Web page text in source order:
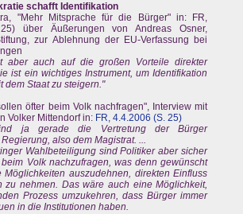
schafft Identifikation
"Mehr Mitsprache für die Bürger" in: FR,
über Äußerungen von Andreas Osner,
zur Ablehnung der EU-Verfassung bei
aber auch auf die großen Vorteile direkter
ist ein wichtiges Instrument, um Identifikation
dem Staat zu steigern."
öfter beim Volk nachfragen", Interview mit
Volker Mittendorf in: FR, 4.4.2006 (S. 25)
ja gerade die Vertretung der Bürger
also dem Magistrat. ...
Wahlbeteiligung sind Politiker aber sicher
Volk nachzufragen, was denn gewünscht
Möglichkeiten auszudehnen, direkten Einfluss
zu nehmen. Das wäre auch eine Möglichkeit,
Prozess umzukehren, dass Bürger immer
in die Institutionen haben.